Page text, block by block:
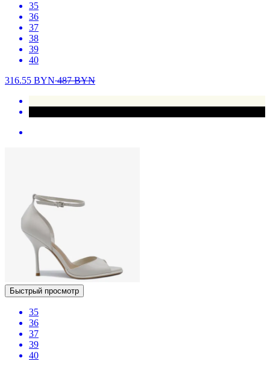
35
36
37
38
39
40
316.55 BYN487BYN
Быстрый просмотр
35
36
37
39
40